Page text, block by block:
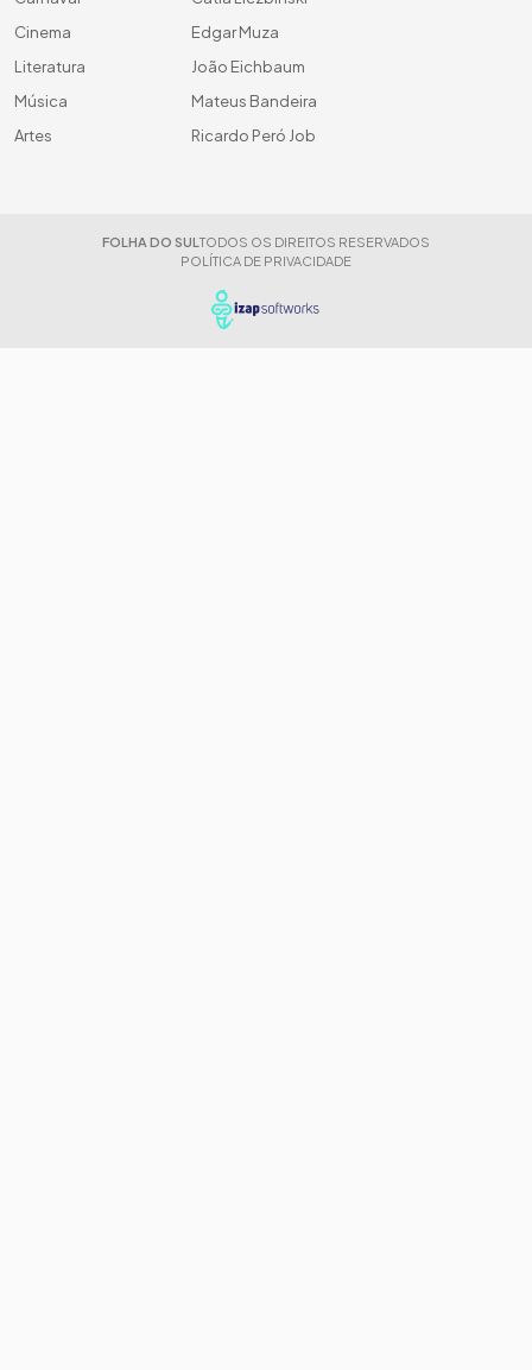
Cinema
Literatura
Música
Artes
Edgar Muza
João Eichbaum
Mateus Bandeira
Ricardo Peró Job
FOLHA DO SUL TODOS OS DIREITOS RESERVADOS
POLÍTICA DE PRIVACIDADE